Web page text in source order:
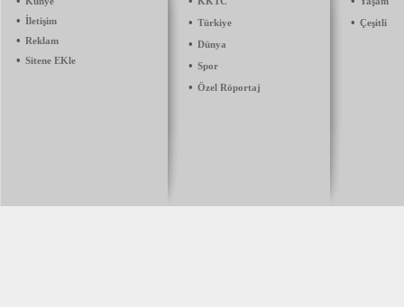
• İletişim
• Reklam
• Sitene EKle
• Türkiye
• Dünya
• Spor
• Özel Röportaj
• Çeşitli